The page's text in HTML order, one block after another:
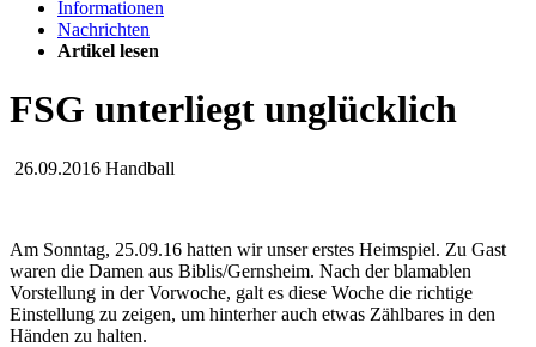
Informationen
Nachrichten
Artikel lesen
FSG unterliegt unglücklich
26.09.2016 Handball
Am Sonntag, 25.09.16 hatten wir unser erstes Heimspiel. Zu Gast
waren die Damen aus Biblis/Gernsheim. Nach der blamablen
Vorstellung in der Vorwoche, galt es diese Woche die richtige
Einstellung zu zeigen, um hinterher auch etwas Zählbares in den
Händen zu halten.